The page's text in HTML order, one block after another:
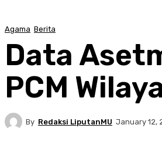
Agama Berita
Data
PCM
By Redaksi LiputanMU January 12,